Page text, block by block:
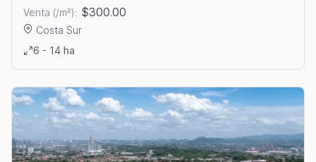
Venta (/m²): $300.00
Costa Sur
Ver detalles: VENTA DE TERRENOS EN COSTA SUR
6 - 14 ha